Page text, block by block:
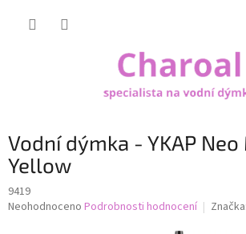
Vodní dýmka - YKAP Neo
Yellow
9419
Průměrné
Neohodnoceno Podrobnosti hodnocení Značka: